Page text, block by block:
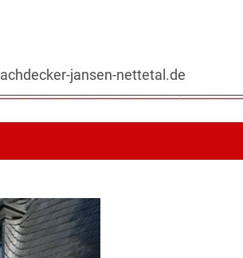
jansen-nettetal.de